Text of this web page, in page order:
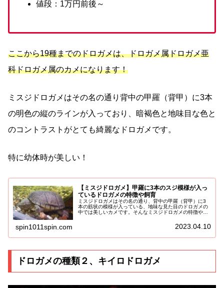
値段：1万円前後～
ここから19種までのドロガメは、ドロガメ属ドロガメ亜
科ドロガメ属のカメになります！
ミスジドロガメはその名の通り背中の甲羅（背甲）に3本
の明色の縦のラインが入っており、暗褐色と地味目な色と
のコントラストがとても綺麗なドロガメです。
特に幼体時が美しい！
【ミスジドロガメ】甲羅に3本のスジ模様が入っ
ているドロガメの特徴や飼育
ミスジドロガメはその名の通り、背中の甲羅（背甲）に3
本の筋状の模様が入っている、地味な見た目のドロガメの
中では美しいカメです。そんなミスジドロガメの特徴や生
spin1011spin.com 2023.04.10
ドロガメの種類２、キイロドロガメ